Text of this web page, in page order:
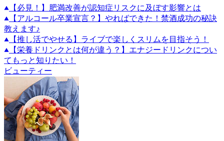
【必見！】肥満改善が認知症リスクに及ぼす影響とは
【アルコール卒業宣言？】やればできた！禁酒成功の秘訣
教えます♪
【推し活でやせる】ライブで楽しくスリムを目指そう！
【栄養ドリンクとは何が違う？】エナジードリンクについ
てもっと知りたい！
ビューティー